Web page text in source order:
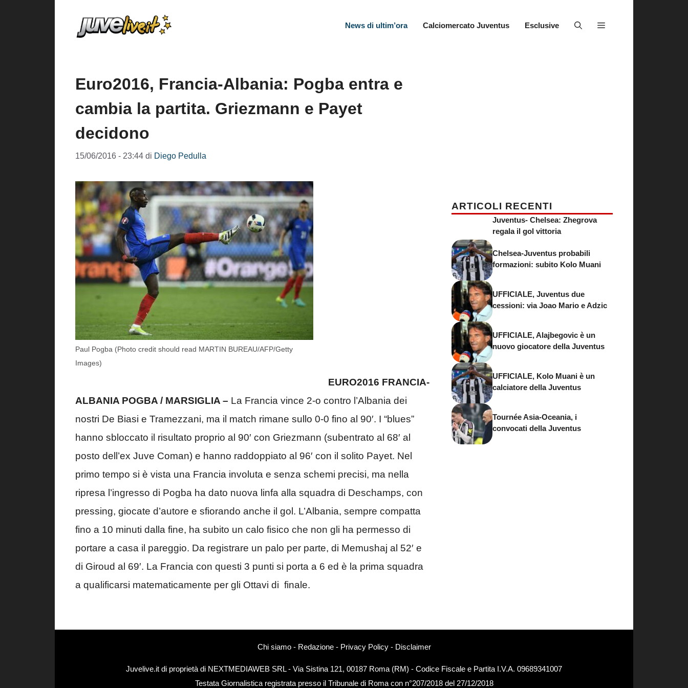
News di ultim’ora Calciomercato Juventus Esclusive
Euro2016, Francia-Albania: Pogba entra e
cambia la partita. Griezmann e Payet
decidono
15/06/2016 - 23:44 di Diego Pedulla
Paul Pogba (Photo credit should read MARTIN BUREAU/AFP/Getty
Images)
EURO2016 FRANCIA-
ALBANIA POGBA / MARSIGLIA – La Francia vince 2-o contro l’Albania dei
nostri De Biasi e Tramezzani, ma il match rimane sullo 0-0 fino al 90′. I “blues”
hanno sbloccato il risultato proprio al 90′ con Griezmann (subentrato al 68′ al
posto dell’ex Juve Coman) e hanno raddoppiato al 96′ con il solito Payet. Nel
primo tempo si è vista una Francia involuta e senza schemi precisi, ma nella
ripresa l’ingresso di Pogba ha dato nuova linfa alla squadra di Deschamps, con
pressing, giocate d’autore e sfiorando anche il gol. L’Albania, sempre compatta
fino a 10 minuti dalla fine, ha subito un calo fisico che non gli ha permesso di
portare a casa il pareggio. Da registrare un palo per parte, di Memushaj al 52′ e
di Giroud al 69′. La Francia con questi 3 punti si porta a 6 ed è la prima squadra
a qualificarsi matematicamente per gli Ottavi di finale.
ARTICOLI RECENTI
Juventus- Chelsea: Zhegrova
regala il gol vittoria
Chelsea-Juventus probabili
formazioni: subito Kolo Muani
UFFICIALE, Juventus due
cessioni: via Joao Mario e Adzic
UFFICIALE, Alajbegovic è un
nuovo giocatore della Juventus
UFFICIALE, Kolo Muani è un
calciatore della Juventus
Tournée Asia-Oceania, i
convocati della Juventus
Chi siamo- Redazione- Privacy Policy- Disclaimer
Juvelive.it di proprietà di NEXTMEDIAWEB SRL - Via Sistina 121, 00187 Roma (RM) - Codice Fiscale e Partita I.V.A. 09689341007
Testata Giornalistica registrata presso il Tribunale di Roma con n°207/2018 del 27/12/2018